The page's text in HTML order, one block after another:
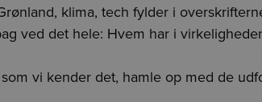
klima, tech fylder i
ved det hele: Hvem har i
vi kender det, hamle op med de